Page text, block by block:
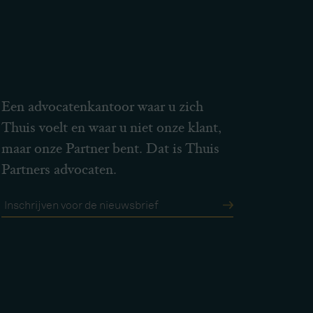
Een advocatenkantoor waar u zich
Thuis voelt en waar u niet onze klant,
maar onze Partner bent. Dat is Thuis
Partners advocaten.